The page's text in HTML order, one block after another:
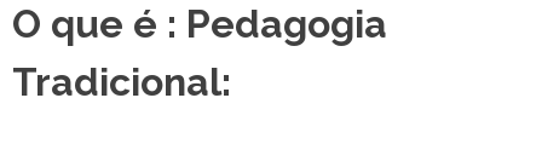
O que é : Pedagogia
Tradicional: